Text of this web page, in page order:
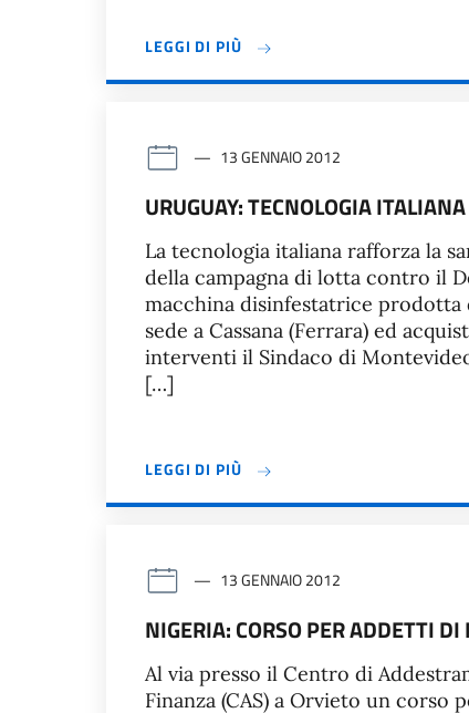
LEGGI DI PIÙ
13 GENNAIO 2012
URUGUAY: TECNOLOGIA
La tecnologia italiana rafforza la
della campagna di lotta contro il
macchina disinfestatrice prodotta
sede a Cassana (Ferrara) ed
interventi il Sindaco di
[…]
LEGGI DI PIÙ
13 GENNAIO 2012
NIGERIA: CORSO PER ADDETTI
Al via presso il Centro di
Finanza (CAS) a Orvieto un